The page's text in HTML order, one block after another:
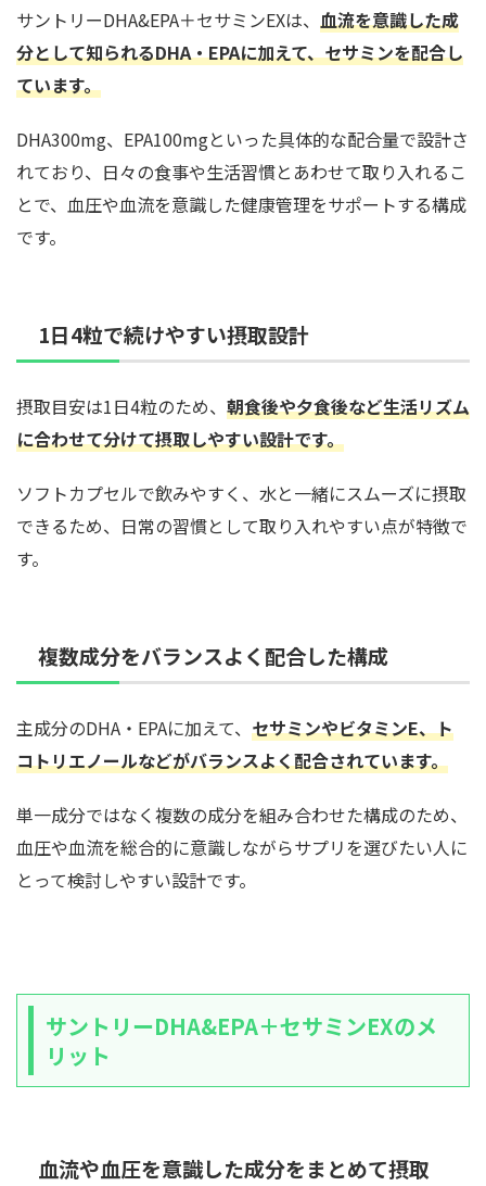
サントリーDHA&EPA＋セサミンEXは、 血流を意識した成
分として知られるDHA・EPAに加えて、セサミンを配合し
ています。
DHA300mg、EPA100mgといった具体的な配合量で設計さ
れており、日々の食事や生活習慣とあわせて取り入れるこ
とで、血圧や血流を意識した健康管理をサポートする構成
です。
1日4粒で続けやすい摂取設計
摂取目安は1日4粒のため、 朝食後や夕食後など生活リズム
に合わせて分けて摂取しやすい設計です。
ソフトカプセルで飲みやすく、水と一緒にスムーズに摂取
できるため、日常の習慣として取り入れやすい点が特徴で
す。
複数成分をバランスよく配合した構成
主成分のDHA・EPAに加えて、 セサミンやビタミンE、ト
コトリエノールなどがバランスよく配合されています。
単一成分ではなく複数の成分を組み合わせた構成のため、
血圧や血流を総合的に意識しながらサプリを選びたい人に
とって検討しやすい設計です。
サントリーDHA&EPA＋セサミンEXのメ
リット
血流や血圧を意識した成分をまとめて摂取